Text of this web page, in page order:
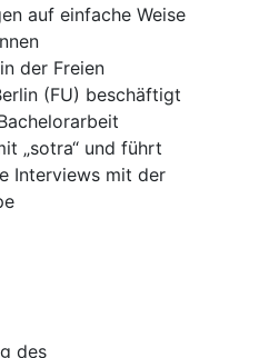
auf einfache Weise
der Freien
(FU) beschäftigt
„sotra“ und führt
Interviews mit der
des